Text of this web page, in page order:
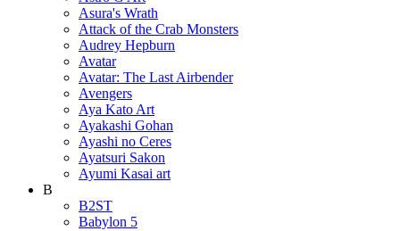
Asura's Wrath
Attack of the Crab Monsters
Audrey Hepburn
Avatar
Avatar: The Last Airbender
Avengers
Aya Kato Art
Ayakashi Gohan
Ayashi no Ceres
Ayatsuri Sakon
Ayumi Kasai art
B
B2ST
Babylon 5